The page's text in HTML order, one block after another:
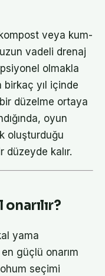
veya kum-
vadeli drenaj
olmakla
yıl içinde
düzelme ortaya
oyun
oluşturduğu
düzeyde kalır.
yama
güçlü onarım
seçimi